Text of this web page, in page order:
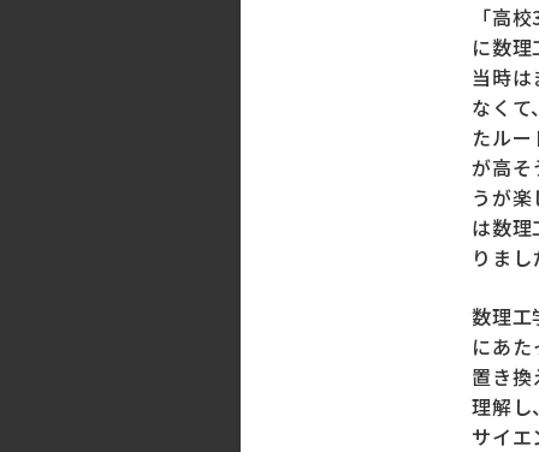
「高
に数
当時
なく
たル
が高そ
うが
は数
りま
数理工
にあ
置き
理解し
サイ